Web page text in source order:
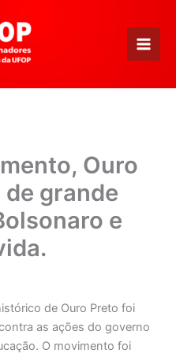
Ouro
grande
e
de Ouro Preto foi
as ações do governo
O movimento foi